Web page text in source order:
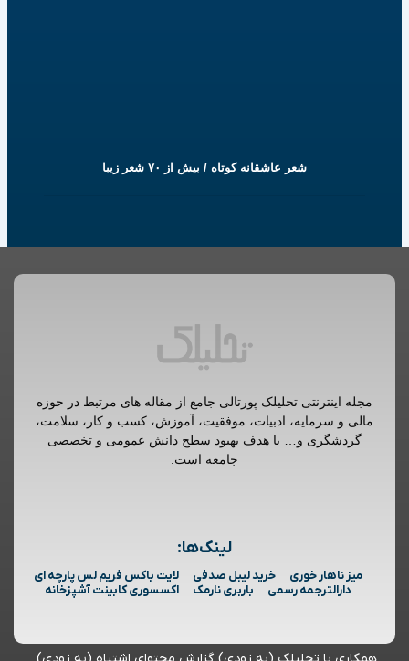
شعر عاشقانه کوتاه / بیش از ۷۰ شعر زیبا
مجله اینترنتی تحلیلک پورتالی جامع از مقاله های مرتبط در حوزه
مالی و سرمایه، ادبیات، موفقیت، آموزش، کسب و کار، سلامت،
گردشگری و… با هدف بهبود سطح دانش عمومی و تخصصی
جامعه است.
لینک‌ها:
میز ناهار خوری خرید لیبل صدفی
لایت باکس فریم لس پارچه ای
دارالترجمه رسمی
باربری نارمک اکسسوری کابینت آشپزخانه